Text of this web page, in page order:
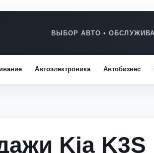
Автоэлектроника Автобизнес
Kia K3S